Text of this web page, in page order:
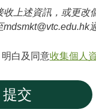
收上述資訊，或更
白及同意收集個人
提交